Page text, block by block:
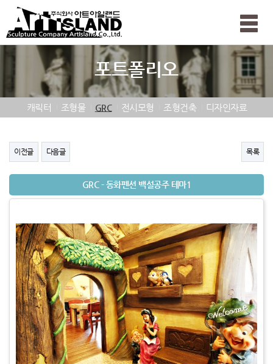
Toggle
포트폴리오
캐릭터 조형물 GRC 전시모형 조형건축 디자인자료
이전글 다음글 목록
GRC - 동화펜션 백설공주 테마1